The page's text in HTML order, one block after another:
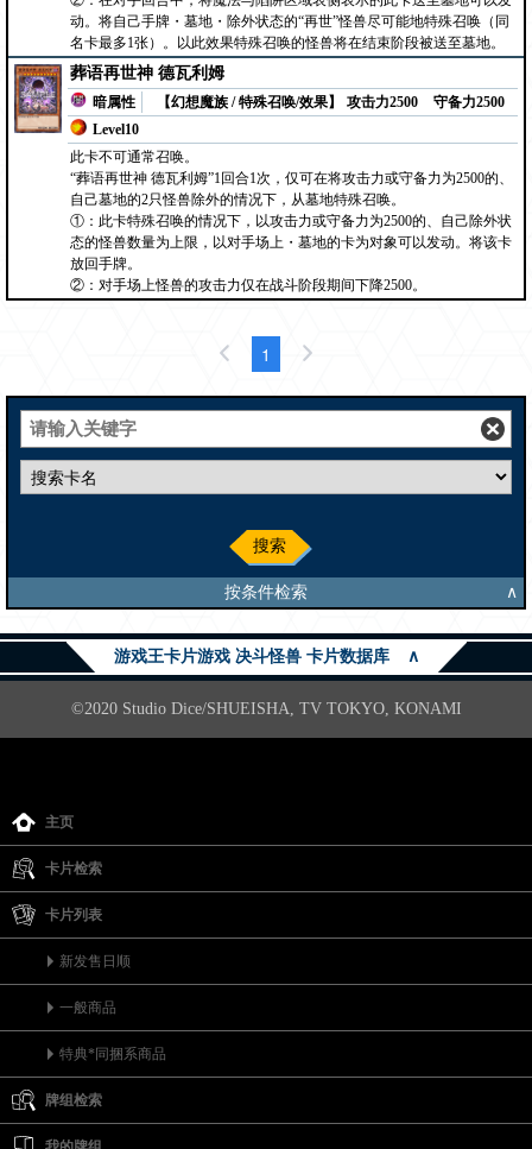
动。将自己手牌・墓地・除外状态的“再世”怪兽尽可能地特殊召唤（同
名卡最多1张）。以此效果特殊召唤的怪兽将在结束阶段被送至墓地。
葬语再世神 德瓦利姆
暗属性
【幻想魔族 / 特殊召唤/效果】
Level10
攻击力2500 守备力2500
此卡不可通常召唤。
“葬语再世神 德瓦利姆”1回合1次，仅可在将攻击力或守备力为2500的、
自己墓地的2只怪兽除外的情况下，从墓地特殊召唤。
①：此卡特殊召唤的情况下，以攻击力或守备力为2500的、自己除外状
态的怪兽数量为上限，以对手场上・墓地的卡为对象可以发动。将该卡
放回手牌。
②：对手场上怪兽的攻击力仅在战斗阶段期间下降2500。
1
搜索
按条件检索 ∧
游戏王卡片游戏 决斗怪兽 卡片数据库 ∧
©2020 Studio Dice/SHUEISHA, TV TOKYO, KONAMI
主页
卡片检索
卡片列表
新发售日顺
一般商品
特典*同捆系商品
牌组检索